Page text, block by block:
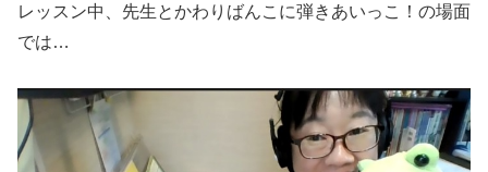
レッスン中、先生とかわりばんこに弾きあいっこ！の場面
では…